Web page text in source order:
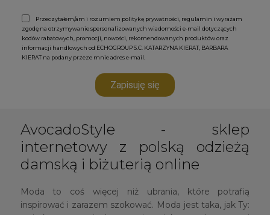
Przeczytałem/am i rozumiem politykę prywatności, regulamin i wyrażam
zgodę na otrzymywanie spersonalizowanych wiadomości e-mail dotyczących
kodów rabatowych, promocji, nowości, rekomendowanych produktów oraz
informacji handlowych od ECHOGROUP S.C. KATARZYNA KIERAT, BARBARA
KIERAT na podany przeze mnie adres e-mail.
Zapisuję się
AvocadoStyle - sklep
internetowy z polską odzieżą
damską i biżuterią online
Moda to coś więcej niż ubrania, które potrafią
inspirować i zarazem szokować. Moda jest taka, jak Ty: